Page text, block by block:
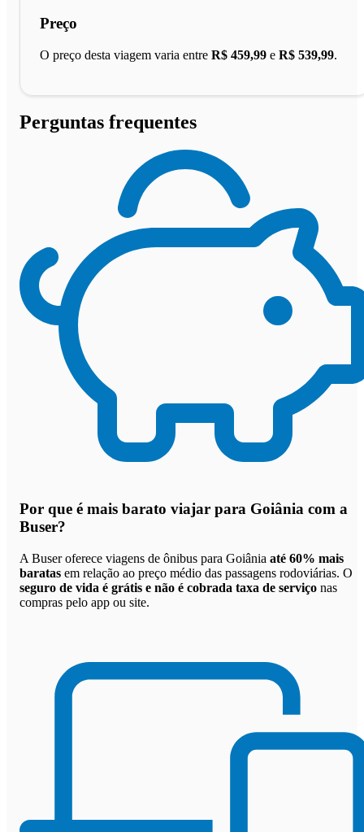
Preço
O preço desta viagem varia entre R$ 459,99 e R$ 539,99.
Perguntas frequentes
Por que é mais barato viajar para Goiânia com a
Buser?
A Buser oferece viagens de ônibus para Goiânia até 60% mais
baratas em relação ao preço médio das passagens rodoviárias. O
seguro de vida é grátis e não é cobrada taxa de serviço nas
compras pelo app ou site.